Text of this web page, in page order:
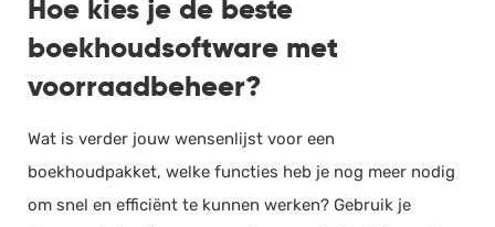
PSP
Verlof en verzuim
HRM
Website
Marketing automation
Hoe kies je de beste
boekhoudsoftware met
voorraadbeheer?
Wat is verder jouw wensenlijst voor een
boekhoudpakket, welke functies heb je nog meer nodig
om snel en efficiënt te kunnen werken? Gebruik je